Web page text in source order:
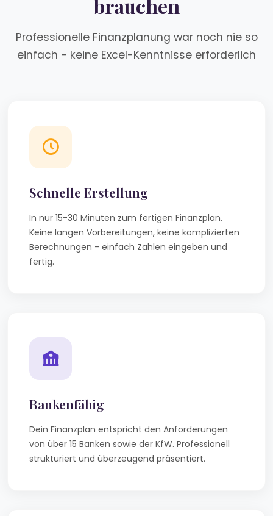
brauchen
Professionelle Finanzplanung war noch nie so
einfach - keine Excel-Kenntnisse erforderlich
Schnelle Erstellung
In nur 15-30 Minuten zum fertigen Finanzplan.
Keine langen Vorbereitungen, keine komplizierten
Berechnungen - einfach Zahlen eingeben und
fertig.
Bankenfähig
Dein Finanzplan entspricht den Anforderungen
von über 15 Banken sowie der KfW. Professionell
strukturiert und überzeugend präsentiert.